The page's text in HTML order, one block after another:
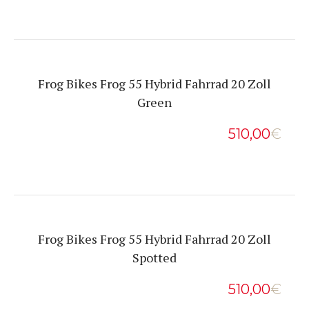
Frog Bikes Frog 55 Hybrid Fahrrad 20 Zoll
Green
510,00€
Frog Bikes Frog 55 Hybrid Fahrrad 20 Zoll
Spotted
510,00€